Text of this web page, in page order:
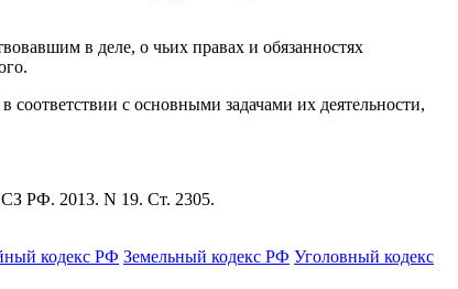
в деле, о чьих правах и обязанностях
с основными задачами их деятельности,
РФ. 2013. N 19. Ст. 2305.
кодекс РФ Земельный кодекс РФ Уголовный кодекс